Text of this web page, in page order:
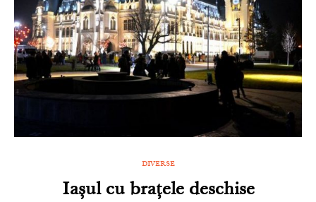
DIVERSE
Iașul cu brațele deschise